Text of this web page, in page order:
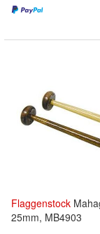
Flaggenstock
25mm, MB4903